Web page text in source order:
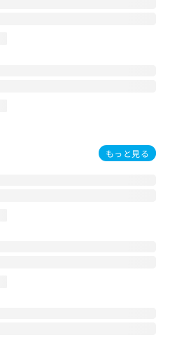
もっと見る